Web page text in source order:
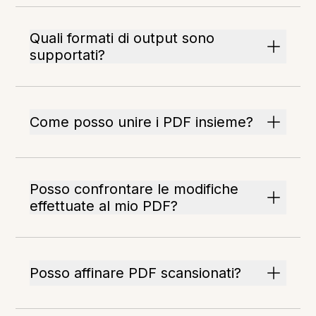
Quali formati di output sono
supportati?
Come posso unire i PDF insieme?
Posso confrontare le modifiche
effettuate al mio PDF?
Posso affinare PDF scansionati?